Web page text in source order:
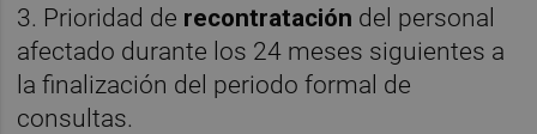
3. Prioridad de recontratación del personal
afectado durante los 24 meses siguientes a
la finalización del periodo formal de
consultas.